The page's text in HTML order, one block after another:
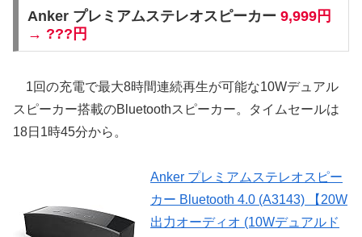
Anker プレミアムステレオスピーカー 9,999円
→ ???円
1回の充電で最大8時間連続再生が可能な10Wデュアル
スピーカー搭載のBluetoothスピーカー。タイムセールは
18日1時45分から。
Anker プレミアムステレオスピー
カー Bluetooth 4.0 (A3143) 【20W
出力オーディオ (10Wデュアルド